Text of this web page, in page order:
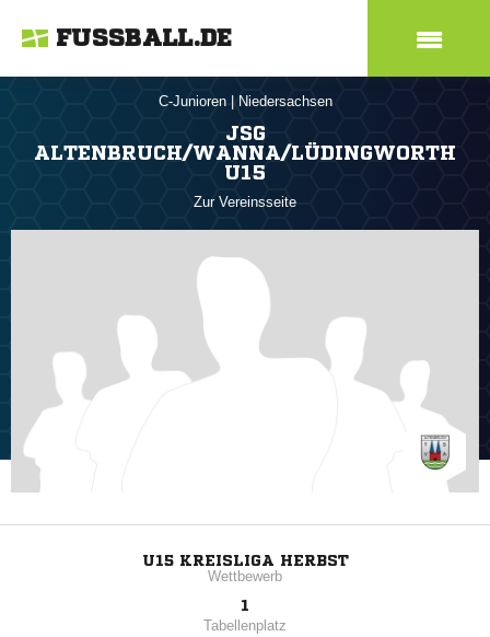
FUSSBALL.DE
C-Junioren Niedersachsen
JSG
ALTENBRUCH/WANNA/LÜDINGWORTH
U15
Zur Vereinsseite
U15 KREISLIGA HERBST
Wettbewerb
1
Tabellenplatz